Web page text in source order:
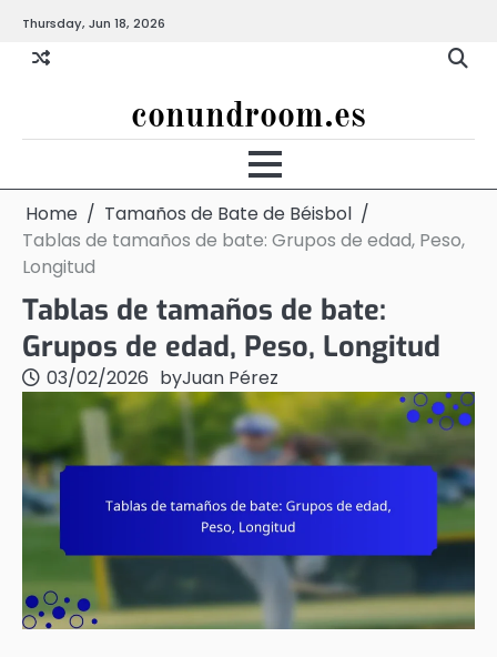
content
Thursday, Jun 18, 2026
conundroom.es
Home
Tamaños de Bate de Béisbol
Tablas de tamaños de bate: Grupos de edad, Peso,
Longitud
Tablas de tamaños de bate:
Grupos de edad, Peso, Longitud
03/02/2026 byJuan Pérez